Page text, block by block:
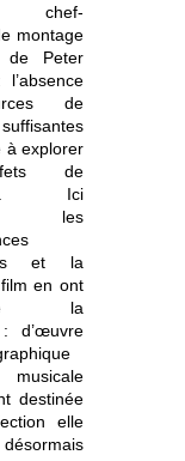
chef-
montage
de Peter
de
à explorer
de
Ici
les
et la
en ont
la
d’œuvre
destinée
elle